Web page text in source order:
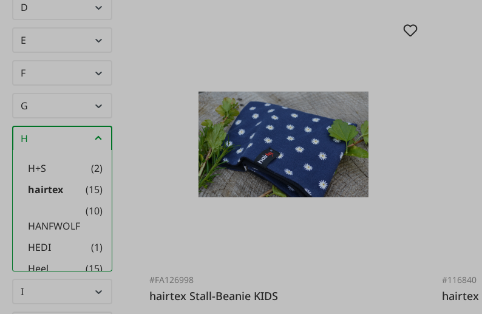
D
E
F
G
H
(2)
H+S
(15)
hairtex
(10)
HANFWOLF
(1)
HEDI
(15)
Heel
I
#FA126998
hairtex Stall-Beanie KIDS
#116840